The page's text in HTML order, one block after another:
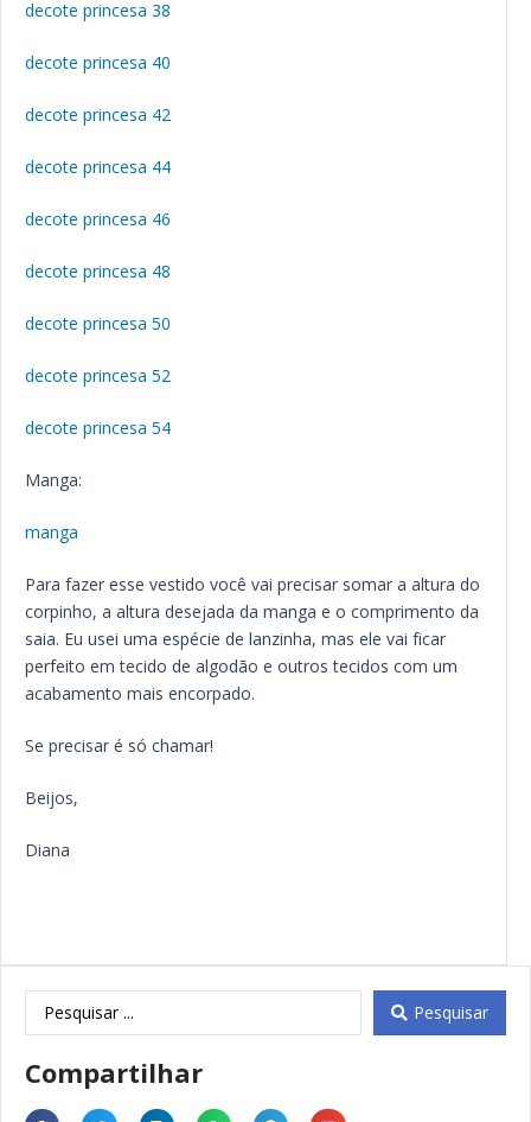
decote princesa 38
decote princesa 40
decote princesa 42
decote princesa 44
decote princesa 46
decote princesa 48
decote princesa 50
decote princesa 52
decote princesa 54
Manga:
manga
Para fazer esse vestido você vai precisar somar a altura do
corpinho, a altura desejada da manga e o comprimento da
saia. Eu usei uma espécie de lanzinha, mas ele vai ficar
perfeito em tecido de algodão e outros tecidos com um
acabamento mais encorpado.
Se precisar é só chamar!
Beijos,
Diana
Pesquisar
Compartilhar